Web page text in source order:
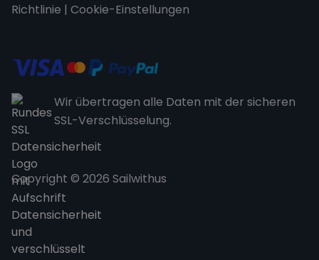
Richtlinie | Cookie-Einstellungen
Wir übertragen alle Daten mit der sicheren
SSL-Verschlüsselung.
Copyright © 2026 Sailwithus